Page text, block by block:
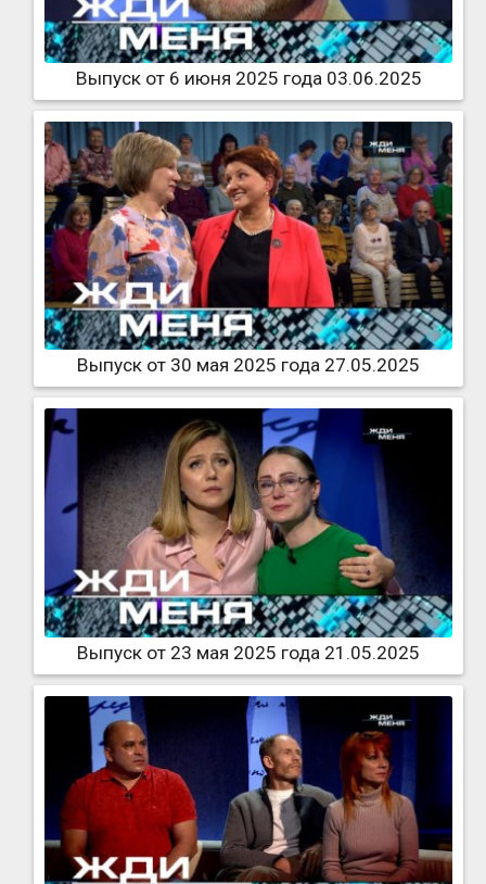
Выпуск от 6 июня 2025 года 03.06.2025
Выпуск от 30 мая 2025 года 27.05.2025
Выпуск от 23 мая 2025 года 21.05.2025